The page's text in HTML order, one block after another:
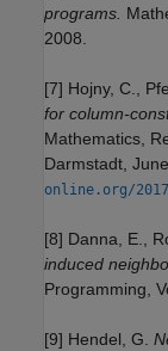
programs.
2008.
[7] Hojny, C.,
for column-
Mathematics,
Darmstadt,
online.org/
[8] Danna, E.,
induced
Programming,
[9] Hendel, G.